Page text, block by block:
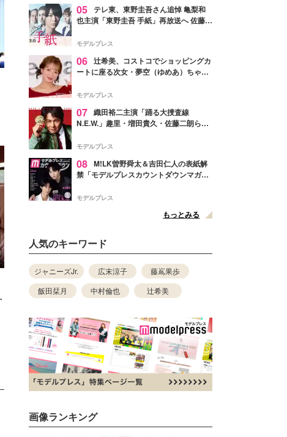
05 テレ東、東野圭吾さん追悼 亀梨和
也主演「東野圭吾 手紙」再放送へ 佐藤隆
モデルプレス
06 辻希美、コストコでショッピングカ
ートに座る次女・夢空（ゆめあ）ちゃん
ぎ」「成長を感じる」の声
モデルプレス
07 織田裕二主演「踊る大捜査線
N.E.W.」趣里・増田貴久・佐藤二朗ら新
徴する“謎のキーワード”も
モデルプレス
08 M!LK曽野舜太＆吉田仁人の表紙解
禁「モデルプレスカウントダウンマガジ
モデルプレス
もっとみる
人気のキーワード
ジャニーズJr. 広末涼子
藤嶌果歩
飯田栞月
中村倫也 辻希美
画像ランキング